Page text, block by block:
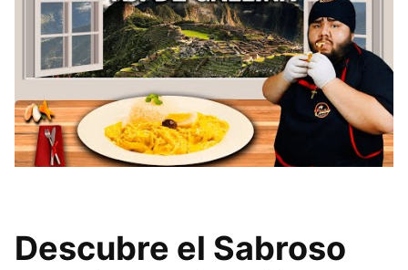
Descubre el Sabroso